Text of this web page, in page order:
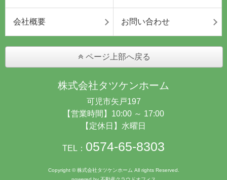
会社概要 お問い合わせ
ページ上部へ戻る
株式会社タツケンホーム
可児市矢戸197
【営業時間】10:00 ～ 17:00
【定休日】水曜日
TEL： 0574-65-8303
Copyright © 株式会社タツケンホーム All rights Reserved.